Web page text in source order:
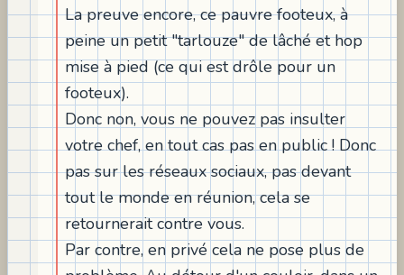
La preuve encore, ce pauvre footeux, à
peine un petit "tarlouze" de lâché et hop
mise à pied (ce qui est drôle pour un
footeux).
Donc non, vous ne pouvez pas insulter
votre chef, en tout cas pas en public ! Donc
pas sur les réseaux sociaux, pas devant
tout le monde en réunion, cela se
retournerait contre vous.
Par contre, en privé cela ne pose plus de